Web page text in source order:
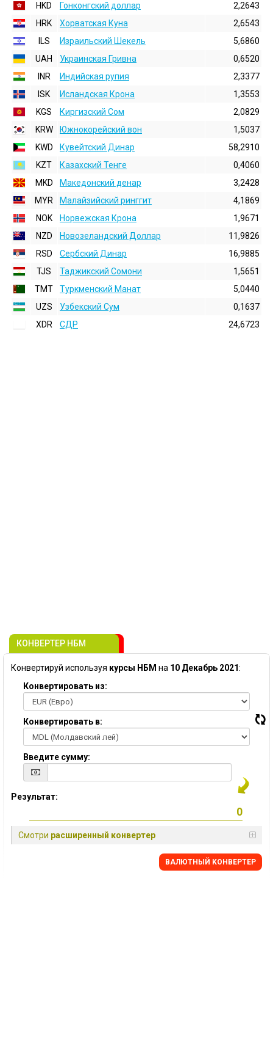
HKD
Гонконгский доллаp
2,2643
HRK
Хорватская Куна
2,6543
ILS
Израильский Шекель
5,6860
UAH
Украинская Гривна
0,6520
INR
Индийская pупия
2,3377
ISK
Исландская Крона
1,3553
KGS
Киргизский Сом
2,0829
KRW
Южнокорейский вон
1,5037
KWD
Кувейтский Динар
58,2910
KZT
Казахский Тенге
0,4060
MKD
Македонский денар
3,2428
MYR
Малайзийский ринггит
4,1869
NOK
Норвежская Крона
1,9671
NZD
Новозеландский Доллар
11,9826
RSD
Сербский Динар
16,9885
TJS
Таджикский Сомони
1,5651
TMT
Туркменский Манат
5,0440
UZS
Узбекский Сум
0,1637
XDR
СДР 24,6723
КОНВЕРТЕР НБМ
Конвертируй используя курсы НБМ на 10 Декабрь 2021:
Конвертировать из:
Конвертировать в:
Введите сумму:
Результат:
Смотри расширенный конвертер
BАЛЮТНЫЙ KОНВЕРТЕР